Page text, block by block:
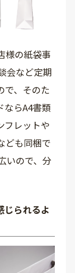
様の紙袋事
会など定期
で、そのた
ならA4書類
フレットや
ども同梱で
いので、分
じられるよ